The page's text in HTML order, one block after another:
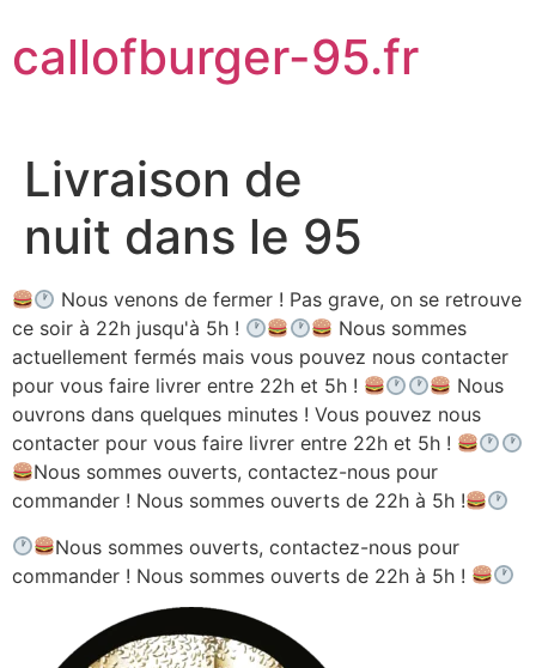
contenu
callofburger-95.fr
Livraison de
nuit dans le 95
Nous venons de fermer ! Pas grave, on se retrouve
ce soir à 22h jusqu'à 5h !
Nous sommes
actuellement fermés mais vous pouvez nous contacter
pour vous faire livrer entre 22h et 5h !
Nous
ouvrons dans quelques minutes ! Vous pouvez nous
contacter pour vous faire livrer entre 22h et 5h !
Nous sommes ouverts, contactez-nous pour
commander ! Nous sommes ouverts de 22h à 5h !
Nous sommes ouverts, contactez-nous pour
commander ! Nous sommes ouverts de 22h à 5h !